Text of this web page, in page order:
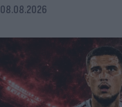
08.08.2026